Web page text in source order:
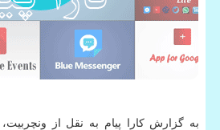
به گزارش كارا پیام به نقل از ونچربیت،